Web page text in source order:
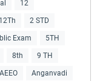
12
12Th 2 STD
Exam 5TH
8th 9 TH
AEEO Anganvadi